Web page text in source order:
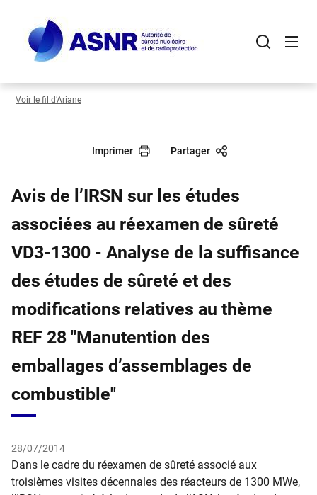
contenu
principal
Voir le fil d’Ariane
Imprimer Partager
Avis de l’IRSN sur les études
associées au réexamen de sûreté
VD3-1300 - Analyse de la suffisance
des études de sûreté et des
modifications relatives au thème
REF 28 "Manutention des
emballages d’assemblages de
combustible"
28/07/2014
​Dans le cadre du réexamen de sûreté associé aux
troisièmes visites décennales des réacteurs de 1300 MWe,